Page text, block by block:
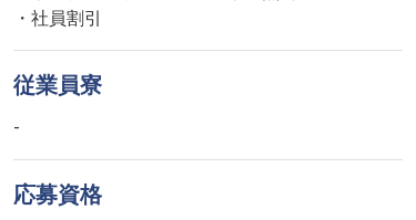
・社員割引
従業員寮
-
応募資格